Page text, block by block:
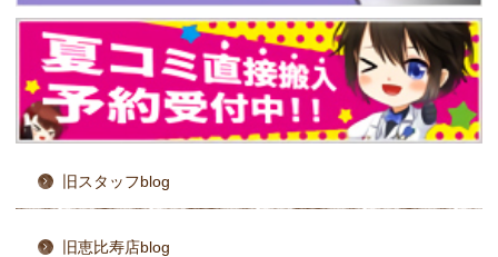
旧スタッフblog
旧恵比寿店blog